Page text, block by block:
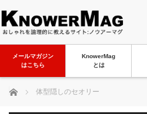
メールマガジン
はこちら
KnowerMag
とは
ホーム 体型隠しのセオリー